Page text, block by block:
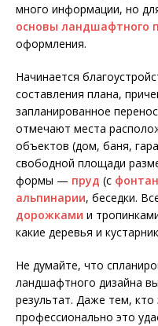
много информации, но
основы ландшафтного
оформления.
Начинается
составления плана,
запланированное
отмечают места
объектов (дом, баня,
свободной площади
формы — пруд (с
альпинарии, беседки.
дорожками и
какие деревья и
Не думайте, что
ландшафтного дизайна
результат. Даже тем, кто
профессионально это